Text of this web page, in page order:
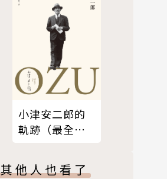
小津安二郎的
軌跡（最全面
藏版）
其他人也看了